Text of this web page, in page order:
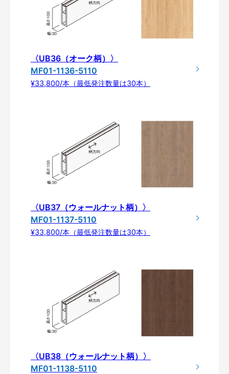
〈UB36（オーク柄）〉
MF01-1136-5110
¥33,800/本（最低発注数量は30本）
〈UB37（ウォールナット柄）〉
MF01-1137-5110
¥33,800/本（最低発注数量は30本）
〈UB38（ウォールナット柄）〉
MF01-1138-5110